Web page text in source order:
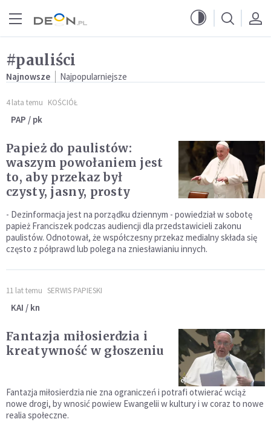
#pauliści
Najnowsze Najpopularniejsze
4 lata temu KOŚCIÓŁ
PAP / pk
Papież do paulistów:
waszym powołaniem jest
to, aby przekaz był
czysty, jasny, prosty
- Dezinformacja jest na porządku dziennym - powiedział w sobotę
papież Franciszek podczas audiencji dla przedstawicieli zakonu
paulistów. Odnotował, że współczesny przekaz medialny składa się
często z półprawd lub polega na zniesławianiu innych.
11 lat temu SERWIS PAPIESKI
KAI / kn
Fantazja miłosierdzia i
kreatywność w głoszeniu
Fantazja miłosierdzia nie zna ograniczeń i potrafi otwierać wciąż
nowe drogi, by wnosić powiew Ewangelii w kultury i w coraz to nowe
realia społeczne.